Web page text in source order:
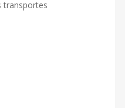
transportes